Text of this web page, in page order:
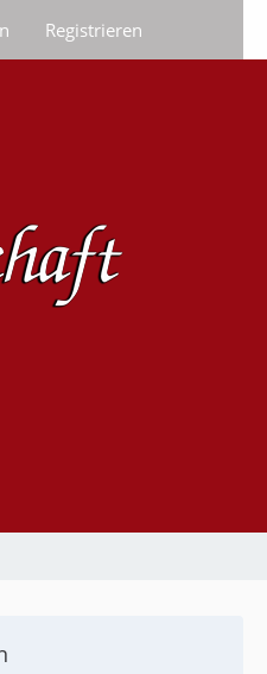
Registrieren